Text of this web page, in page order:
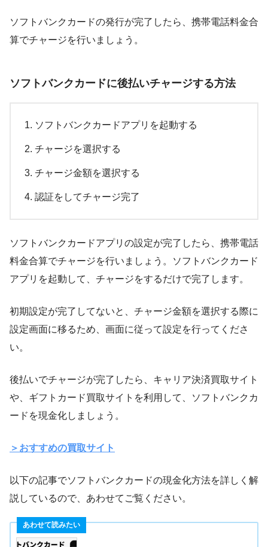
ソフトバンクカードの発行が完了したら、携帯電話料金合
算でチャージを行いましょう。
ソフトバンクカードに後払いチャージする方法
ソフトバンクカードアプリを起動する
チャージを選択する
チャージ金額を選択する
認証をしてチャージ完了
ソフトバンクカードアプリの設定が完了したら、携帯電話
料金合算でチャージを行いましょう。ソフトバンクカード
アプリを起動して、チャージをするだけで完了します。
初期設定が完了してないと、チャージ金額を選択する際に
設定画面に移るため、画面に従って設定を行ってくださ
い。
後払いでチャージが完了したら、キャリア決済買取サイト
や、ギフトカード買取サイトを利用して、ソフトバンクカ
ードを現金化しましょう。
＞おすすめの買取サイト
以下の記事でソフトバンクカードの現金化方法を詳しく解
説しているので、あわせてご覧ください。